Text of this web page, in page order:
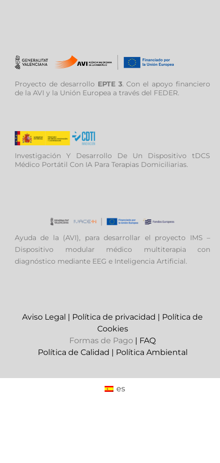
Proyecto de desarrollo EPTE 3. Con el apoyo financiero
de la AVI y la Unión Europea a través del FEDER.
Investigación Y Desarrollo De Un Dispositivo tDCS
Médico Portátil Con IA Para Terapias Domiciliarias.
Ayuda de la (AVI), para desarrollar el proyecto IMS –
Dispositivo modular médico multiterapia con
diagnóstico mediante EEG e Inteligencia Artificial.
Aviso Legal | Política de privacidad | Política de
Cookies
Formas de Pago | FAQ
Política de Calidad | Política Ambiental
es